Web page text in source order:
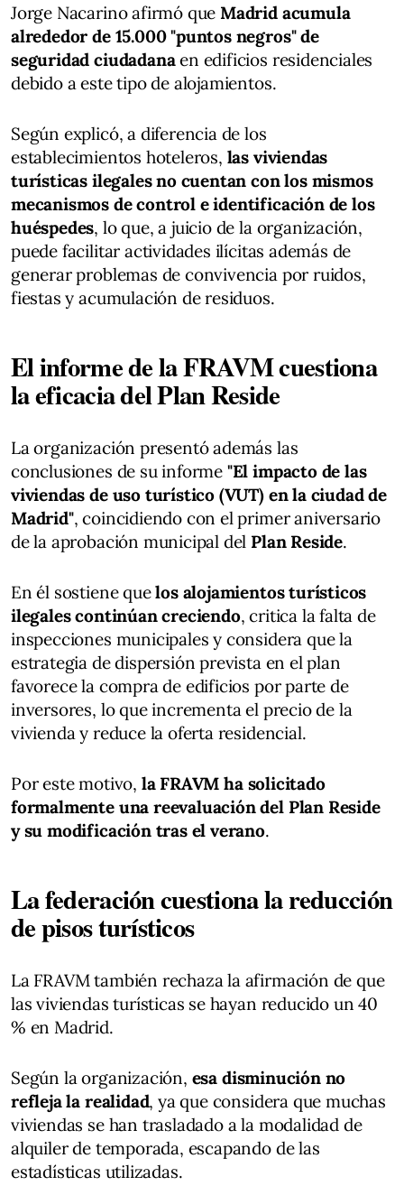
Jorge Nacarino afirmó queMadrid acumula
alrededor de 15.000 "puntos negros" de
seguridad ciudadanaen edificios residenciales
debido a este tipo de alojamientos.
Según explicó, a diferencia de los
establecimientos hoteleros, las viviendas
turísticas ilegales no cuentan con los mismos
mecanismos de control e identificación de los
huéspedes, lo que, a juicio de la organización,
puede facilitar actividades ilícitas además de
generar problemas de convivencia por ruidos,
fiestas y acumulación de residuos.
El informe de la FRAVM cuestiona
la eficacia del Plan Reside
La organización presentó además las
conclusiones de su informe "El impacto de las
viviendas de uso turístico (VUT) en la ciudad de
Madrid", coincidiendo con el primer aniversario
de la aprobación municipal del Plan Reside.
En él sostiene quelos alojamientos turísticos
ilegales continúan creciendo, critica la falta de
inspecciones municipales y considera que la
estrategia de dispersión prevista en el plan
favorece la compra de edificios por parte de
inversores, lo que incrementa el precio de la
vivienda y reduce la oferta residencial.
Por este motivo, la FRAVM ha solicitado
formalmente una reevaluación del Plan Reside
y su modificación tras el verano.
La federación cuestiona la reducción
de pisos turísticos
La FRAVM también rechaza la afirmación de que
las viviendas turísticas se hayan reducido un 40
% en Madrid.
Según la organización, esa disminución no
refleja la realidad, ya que considera que muchas
viviendas se han trasladado a la modalidad de
alquiler de temporada, escapando de las
estadísticas utilizadas.